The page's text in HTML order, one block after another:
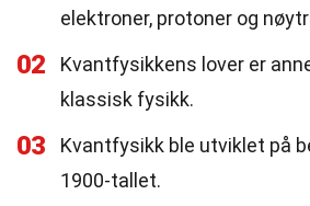
elektroner, protoner og
02
Kvantfysikkens lover er
klassisk fysikk.
03
Kvantfysikk ble utviklet på
1900-tallet.